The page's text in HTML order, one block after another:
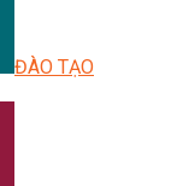
ĐÀO TẠO